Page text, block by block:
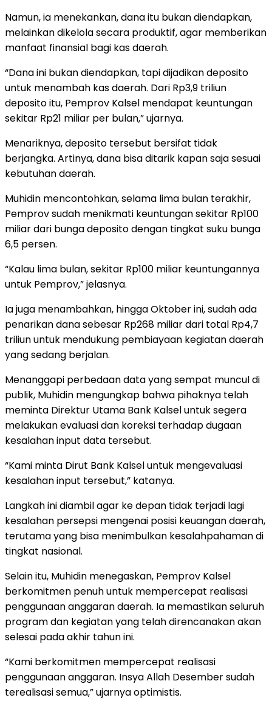
Namun, ia menekankan, dana itu bukan diendapkan,
melainkan dikelola secara produktif, agar memberikan
manfaat finansial bagi kas daerah.
“Dana ini bukan diendapkan, tapi dijadikan deposito
untuk menambah kas daerah. Dari Rp3,9 triliun
deposito itu, Pemprov Kalsel mendapat keuntungan
sekitar Rp21 miliar per bulan,” ujarnya.
Menariknya, deposito tersebut bersifat tidak
berjangka. Artinya, dana bisa ditarik kapan saja sesuai
kebutuhan daerah.
Muhidin mencontohkan, selama lima bulan terakhir,
Pemprov sudah menikmati keuntungan sekitar Rp100
miliar dari bunga deposito dengan tingkat suku bunga
6,5 persen.
“Kalau lima bulan, sekitar Rp100 miliar keuntungannya
untuk Pemprov,” jelasnya.
Ia juga menambahkan, hingga Oktober ini, sudah ada
penarikan dana sebesar Rp268 miliar dari total Rp4,7
triliun untuk mendukung pembiayaan kegiatan daerah
yang sedang berjalan.
Menanggapi perbedaan data yang sempat muncul di
publik, Muhidin mengungkap bahwa pihaknya telah
meminta Direktur Utama Bank Kalsel untuk segera
melakukan evaluasi dan koreksi terhadap dugaan
kesalahan input data tersebut.
“Kami minta Dirut Bank Kalsel untuk mengevaluasi
kesalahan input tersebut,” katanya.
Langkah ini diambil agar ke depan tidak terjadi lagi
kesalahan persepsi mengenai posisi keuangan daerah,
terutama yang bisa menimbulkan kesalahpahaman di
tingkat nasional.
Selain itu, Muhidin menegaskan, Pemprov Kalsel
berkomitmen penuh untuk mempercepat realisasi
penggunaan anggaran daerah. Ia memastikan seluruh
program dan kegiatan yang telah direncanakan akan
selesai pada akhir tahun ini.
“Kami berkomitmen mempercepat realisasi
penggunaan anggaran. Insya Allah Desember sudah
terealisasi semua,” ujarnya optimistis.